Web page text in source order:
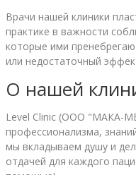
Врачи нашей клиники
практике в важности
которые ими
или недостаточный
О нашей
Level Clinic (ООО "МАКА-
профессионализма,
мы вкладываем душу и
отдачей для каждого